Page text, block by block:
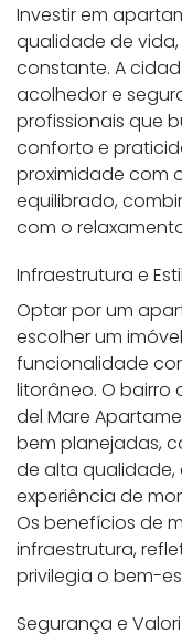
Investir em
qualidade de
constante. A
acolhedor e
profissionais que
conforto e
proximidade com
equilibrado,
com o
Infraestrutura e
Optar por um
escolher um
funcionalidade
litorâneo. O bairro
del Mare
bem planejadas,
de alta
experiência de
Os benefícios de
infraestrutura,
privilegia o bem-
Segurança e